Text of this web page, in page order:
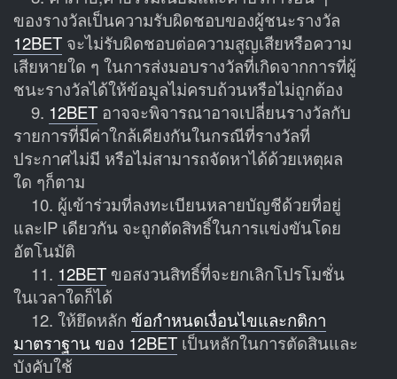
ของรางวัลเป็นความรับผิดชอบของผู้ชนะรางวัล
12BET จะไม่รับผิดชอบต่อความสูญเสียหรือความ
เสียหายใด ๆ ในการส่งมอบรางวัลที่เกิดจากการที่ผู้
ชนะรางวัลได้ให้ข้อมูลไม่ครบถ้วนหรือไม่ถูกต้อง
9. 12BET อาจจะพิจารณาอาจเปลี่ยนรางวัลกับ
รายการที่มีค่าใกล้เคียงกันในกรณีที่รางวัลที่
ประกาศไม่มี หรือไม่สามารถจัดหาได้ด้วยเหตุผล
ใด ๆก็ตาม
10. ผู้เข้าร่วมที่ลงทะเบียนหลายบัญชีด้วยที่อยู่
และIP เดียวกัน จะถูกตัดสิทธิ์ในการแข่งขันโดย
อัตโนมัติ
11. 12BET ขอสงวนสิทธิ์ที่จะยกเลิกโปรโมชั่น
ในเวลาใดก็ได้
12. ให้ยึดหลัก ข้อกำหนดเงื่อนไขและกติกา
มาตราฐาน ของ 12BET เป็นหลักในการตัดสินและ
บังคับใช้